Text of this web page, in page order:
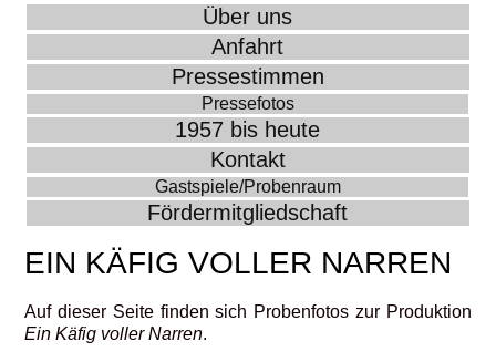
Über uns
Anfahrt
Pressestimmen
Pressefotos
1957 bis heute
Kontakt
Gastspiele/Probenraum
Fördermitgliedschaft
EIN KÄFIG VOLLER NARREN
Auf dieser Seite finden sich Probenfotos zur Produktion
Ein Käfig voller Narren.